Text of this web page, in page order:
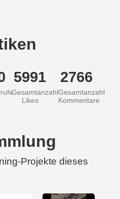
5991
Gesamtanzahl
Likes
2766
Gesamtanzahl
Kommentare
Projekte dieses